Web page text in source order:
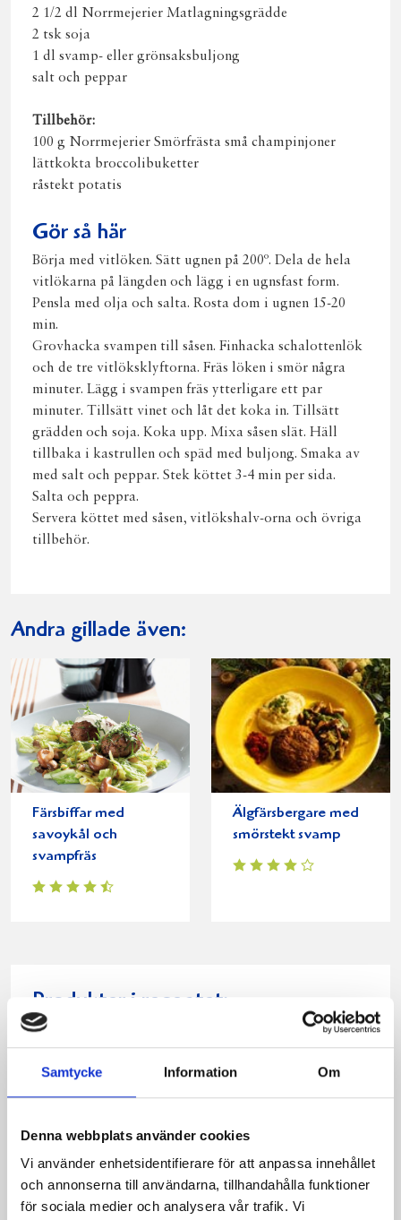
Samtycke Information Om
Denna webbplats använder cookies
Vi använder enhetsidentifierare för att anpassa innehållet
och annonserna till användarna, tillhandahålla funktioner
för sociala medier och analysera vår trafik. Vi
2 1/2 dl Norrmejerier Matlagningsgrädde
2 tsk soja
1 dl svamp- eller grönsaksbuljong
salt och peppar
Tillbehör:
100 g Norrmejerier Smörfrästa små champinjoner
lättkokta broccolibuketter
råstekt potatis
Gör så här
Börja med vitlöken. Sätt ugnen på 200º. Dela de hela
vitlökarna på längden och lägg i en ugnsfast form.
Pensla med olja och salta. Rosta dom i ugnen 15-20
min.
Grovhacka svampen till såsen. Finhacka schalottenlök
och de tre vitlöksklyftorna. Fräs löken i smör några
minuter. Lägg i svampen fräs ytterligare ett par
minuter. Tillsätt vinet och låt det koka in. Tillsätt
grädden och soja. Koka upp. Mixa såsen slät. Häll
tillbaka i kastrullen och späd med buljong. Smaka av
med salt och peppar. Stek köttet 3-4 min per sida.
Salta och peppra.
Servera köttet med såsen, vitlökshalv-orna och övriga
tillbehör.
Andra gillade även:
Färsbiffar med
savoykål och
svampfräs
Älgfärsbergare med
smörstekt svamp
Produkter i receptet: